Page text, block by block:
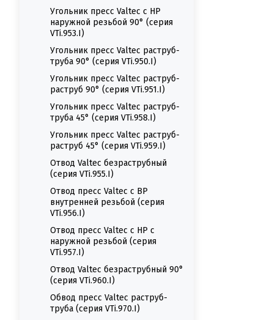
Угольник пресс Valtec с НР
наружной резьбой 90° (серия
VTi.953.I)
Угольник пресс Valtec раструб-
труба 90° (серия VTi.950.I)
Угольник пресс Valtec раструб-
раструб 90° (серия VTi.951.I)
Угольник пресс Valtec раструб-
труба 45° (серия VTi.958.I)
Угольник пресс Valtec раструб-
раструб 45° (серия VTi.959.I)
Отвод Valtec безраструбный
(серия VTi.955.I)
Отвод пресс Valtec с ВР
внутренней резьбой (серия
VTi.956.I)
Отвод пресс Valtec с НР с
наружной резьбой (серия
VTi.957.I)
Отвод Valtec безраструбный 90°
(серия VTi.960.I)
Обвод пресс Valtec раструб-
труба (серия VTi.970.I)